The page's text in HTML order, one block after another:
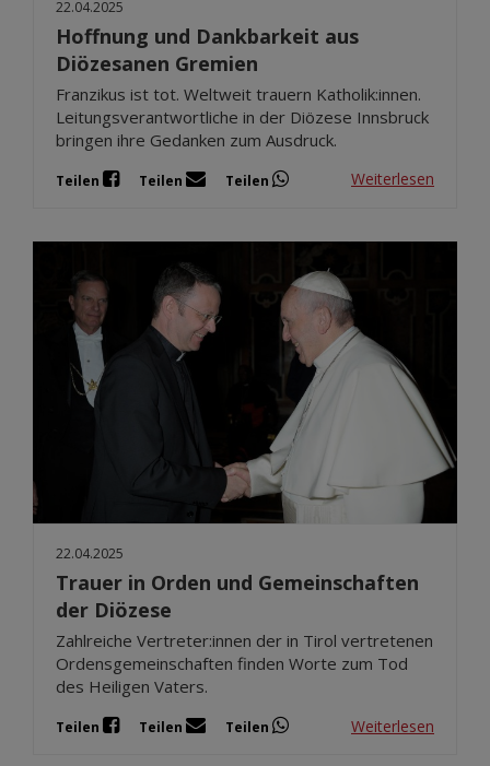
22.04.2025
Hoffnung und Dankbarkeit aus
Diözesanen Gremien
Franzikus ist tot. Weltweit trauern Katholik:innen.
Leitungsverantwortliche in der Diözese Innsbruck
bringen ihre Gedanken zum Ausdruck.
Teilen Teilen Teilen Weiterlesen
22.04.2025
Trauer in Orden und Gemeinschaften
der Diözese
Zahlreiche Vertreter:innen der in Tirol vertretenen
Ordensgemeinschaften finden Worte zum Tod
des Heiligen Vaters.
Teilen Teilen Teilen Weiterlesen